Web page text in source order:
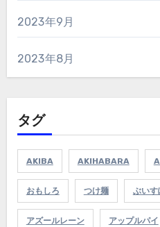
2023年9月
2023年8月
タグ
AKIBA AKIHABARA
おもしろ つけ麺 ぶいす
アズールレーン アップルパイ